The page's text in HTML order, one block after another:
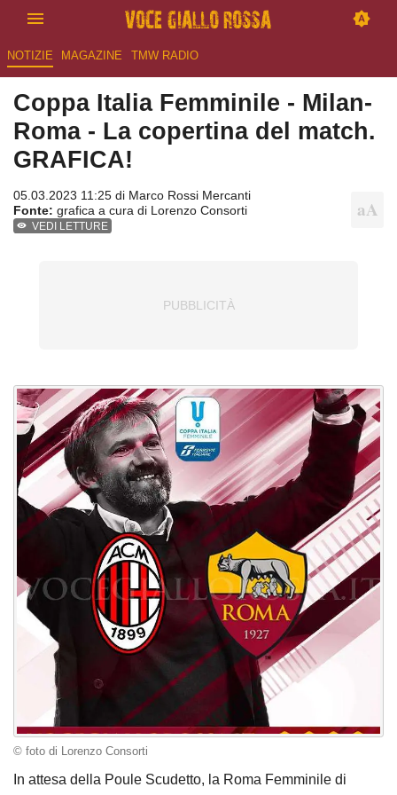
NOTIZIE MAGAZINE TMW RADIO
Coppa Italia Femminile - Milan-
Roma - La copertina del match.
GRAFICA!
05.03.2023 11:25 di Marco Rossi Mercanti
Fonte: grafica a cura di Lorenzo Consorti
VEDI LETTURE
© foto di Lorenzo Consorti
In attesa della Poule Scudetto, la Roma Femminile di